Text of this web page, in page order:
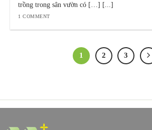
trồng trong sân vườn có […] [...]
1 COMMENT
1 2 3